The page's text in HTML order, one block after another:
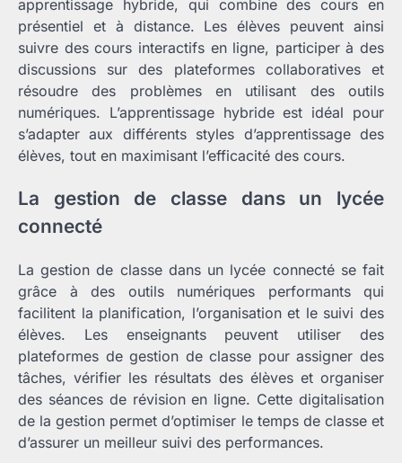
apprentissage hybride, qui combine des cours en
présentiel et à distance. Les élèves peuvent ainsi
suivre des cours interactifs en ligne, participer à des
discussions sur des plateformes collaboratives et
résoudre des problèmes en utilisant des outils
numériques. L’apprentissage hybride est idéal pour
s’adapter aux différents styles d’apprentissage des
élèves, tout en maximisant l’efficacité des cours.
La gestion de classe dans un lycée
connecté
La gestion de classe dans un lycée connecté se fait
grâce à des outils numériques performants qui
facilitent la planification, l’organisation et le suivi des
élèves. Les enseignants peuvent utiliser des
plateformes de gestion de classe pour assigner des
tâches, vérifier les résultats des élèves et organiser
des séances de révision en ligne. Cette digitalisation
de la gestion permet d’optimiser le temps de classe et
d’assurer un meilleur suivi des performances.